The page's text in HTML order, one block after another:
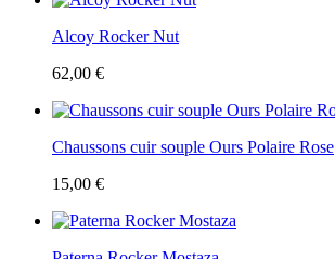
Alcoy Rocker Nut
62,00 €
Chaussons cuir souple Ours Polaire Rose
15,00 €